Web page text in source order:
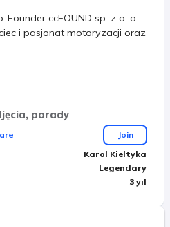
Founder ccFOUND sp. z o. o.
i pasjonat motoryzacji oraz
porady
Join
Karol Kieltyka
Legendary
3 yıl